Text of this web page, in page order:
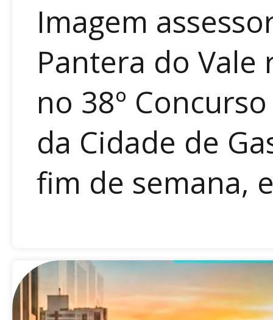
Imagem
Pantera do
no 38º
da Cidade de
fim de semana,